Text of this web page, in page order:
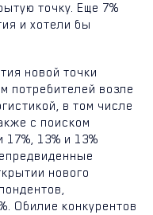
точку. Еще 7%
и хотели бы
новой точки
потребителей возле
в том числе
с поиском
13% и 13%
нового
Обилие конкурентов